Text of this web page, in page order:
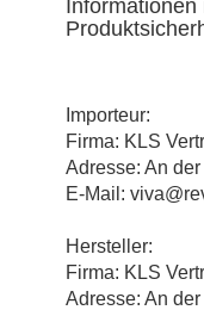
Informationen
Importeur:
Firma: KLS
Adresse: An
E-Mail:
Hersteller:
Firma: KLS
Adresse: An